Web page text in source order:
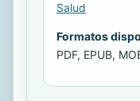
Salud
Formatos
PDF, EPUB,